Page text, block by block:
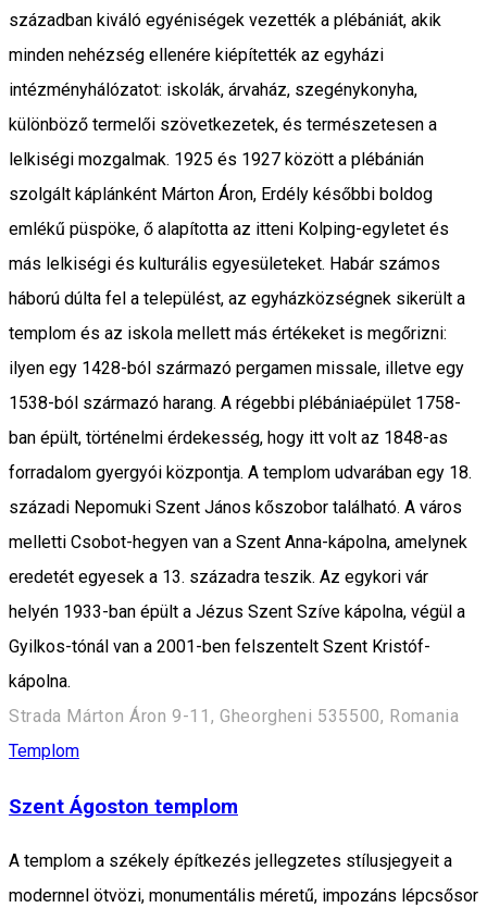
században kiváló egyéniségek vezették a plébániát, akik
minden nehézség ellenére kiépítették az egyházi
intézményhálózatot: iskolák, árvaház, szegénykonyha,
különböző termelői szövetkezetek, és természetesen a
lelkiségi mozgalmak. 1925 és 1927 között a plébánián
szolgált káplánként Márton Áron, Erdély későbbi boldog
emlékű püspöke, ő alapította az itteni Kolping-egyletet és
más lelkiségi és kulturális egyesületeket. Habár számos
háború dúlta fel a települést, az egyházközségnek sikerült a
templom és az iskola mellett más értékeket is megőrizni:
ilyen egy 1428-ból származó pergamen missale, illetve egy
1538-ból származó harang. A régebbi plébániaépület 1758-
ban épült, történelmi érdekesség, hogy itt volt az 1848-as
forradalom gyergyói központja. A templom udvarában egy 18.
századi Nepomuki Szent János kőszobor található. A város
melletti Csobot-hegyen van a Szent Anna-kápolna, amelynek
eredetét egyesek a 13. századra teszik. Az egykori vár
helyén 1933-ban épült a Jézus Szent Szíve kápolna, végül a
Gyilkos-tónál van a 2001-ben felszentelt Szent Kristóf-
kápolna.
Strada Márton Áron 9-11, Gheorgheni 535500, Romania
Templom
Szent Ágoston templom
A templom a székely építkezés jellegzetes stílusjegyeit a
modernnel ötvözi, monumentális méretű, impozáns lépcsősor